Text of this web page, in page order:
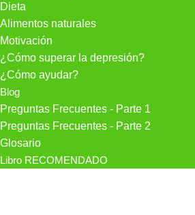
Dieta
Alimentos naturales
Motivación
¿Cómo superar la depresión?
¿Cómo ayudar?
Blog
Preguntas Frecuentes - Parte 1
Preguntas Frecuentes - Parte 2
Glosario
Libro RECOMENDADO